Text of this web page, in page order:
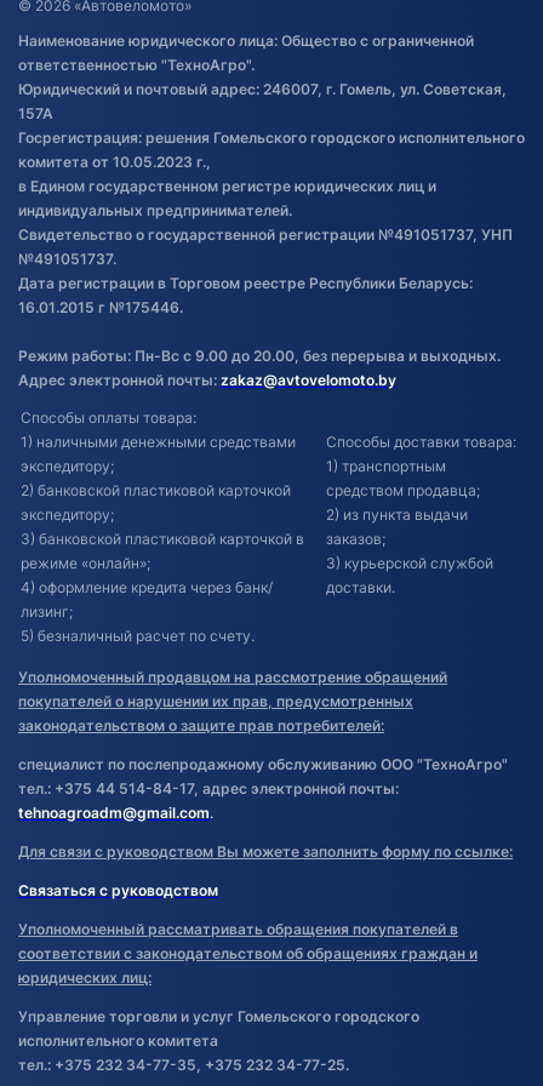
Обработка файлов cookie
Постановка транспорта на учет
Обновления в ЭПТС 2024
© 2026 «Автовеломото»
Наименование юридического лица: Общество с ограниченной
ответственностью "ТехноАгро".
Юридический и почтовый адрес: 246007, г. Гомель, ул. Советская,
157А
Госрегистрация: решения Гомельского городского исполнительного
комитета от 10.05.2023 г.,
в Едином государственном регистре юридических лиц и
индивидуальных предпринимателей.
Свидетельство о государственной регистрации №491051737, УНП
№491051737.
Дата регистрации в Торговом реестре Республики Беларусь:
16.01.2015 г №175446.
Режим работы: Пн-Вс с 9.00 до 20.00, без перерыва и выходных.
Адрес электронной почты: zakaz@avtovelomoto.by
Способы оплаты товара:
1) наличными денежными средствами
экспедитору;
2) банковской пластиковой карточкой
экспедитору;
3) банковской пластиковой карточкой в
режиме «онлайн»;
4) оформление кредита через банк/
лизинг;
5) безналичный расчет по счету.
Способы доставки товара:
1) транспортным
средством продавца;
2) из пункта выдачи
заказов;
3) курьерской службой
доставки.
Уполномоченный продавцом на рассмотрение обращений
покупателей о нарушении их прав, предусмотренных
законодательством о защите прав потребителей:
специалист по послепродажному обслуживанию ООО "ТехноАгро"
тел.: +375 44 514-84-17, адрес электронной почты:
tehnoagroadm@gmail.com.
Для связи с руководством Вы можете заполнить форму по ссылке:
Связаться с руководством
Уполномоченный рассматривать обращения покупателей в
соответствии с законодательством об обращениях граждан и
юридических лиц:
Управление торговли и услуг Гомельского городского
исполнительного комитета
тел.: +375 232 34-77-35, +375 232 34-77-25.